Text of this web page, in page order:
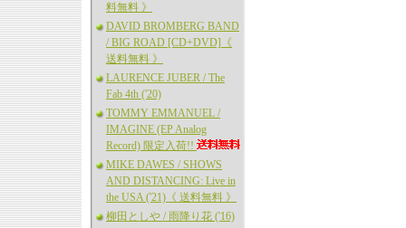
料無料 》
DAVID BROMBERG BAND
/ BIG ROAD [CD+DVD]《
送料無料 》
LAURENCE JUBER / The
Fab 4th ('20)
TOMMY EMMANUEL /
IMAGINE (EP Analog
Record) 限定入荷!!
MIKE DAWES / SHOWS
AND DISTANCING: Live in
the USA ('21)《 送料無料 》
柳田としや / 雨降り花 ('16)